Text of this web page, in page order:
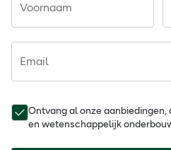
Voornaam
Email
Ontvang al onze
en wetenschappelijk